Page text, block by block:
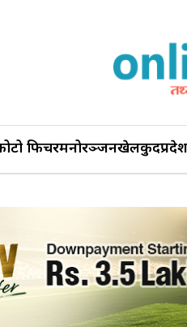
फिचरमनोरञ्जनखेलकुदप्रदेश